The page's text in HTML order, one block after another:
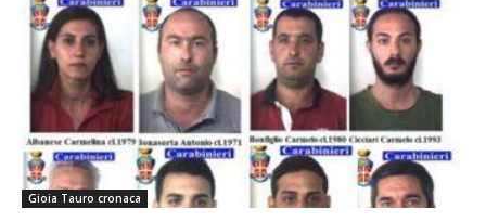
Gioia Tauro cronaca